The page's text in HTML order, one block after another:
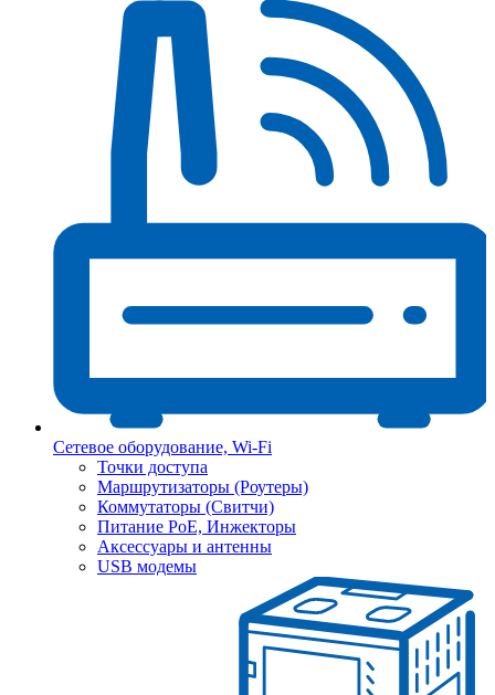
Сетевое оборудование, Wi-Fi
Точки доступа
Маршрутизаторы (Роутеры)
Коммутаторы (Свитчи)
Питание PoE, Инжекторы
Аксессуары и антенны
USB модемы